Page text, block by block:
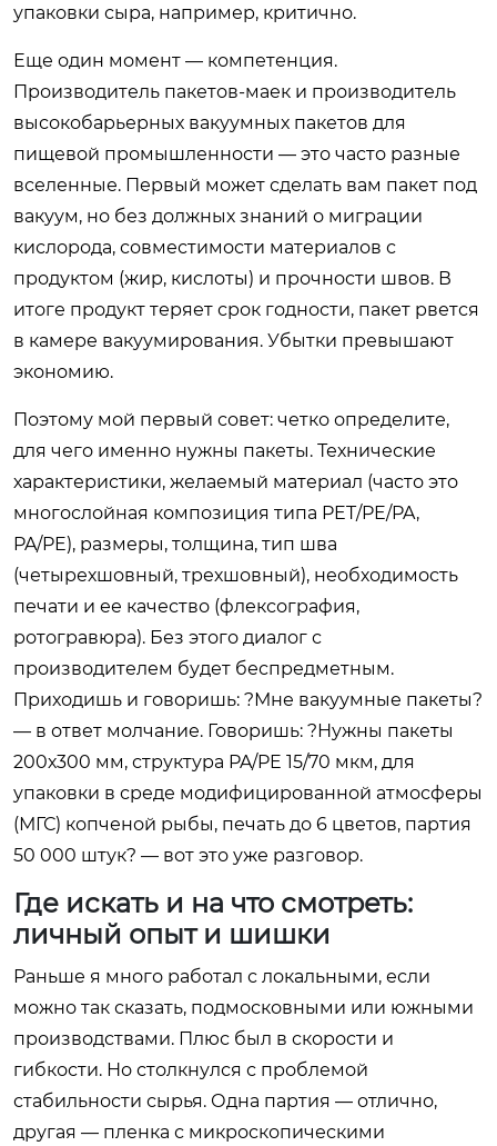
упаковки сыра, например, критично.
Еще один момент — компетенция.
Производитель пакетов-маек и производитель
высокобарьерных вакуумных пакетов для
пищевой промышленности — это часто разные
вселенные. Первый может сделать вам пакет под
вакуум, но без должных знаний о миграции
кислорода, совместимости материалов с
продуктом (жир, кислоты) и прочности швов. В
итоге продукт теряет срок годности, пакет рвется
в камере вакуумирования. Убытки превышают
экономию.
Поэтому мой первый совет: четко определите,
для чего именно нужны пакеты. Технические
характеристики, желаемый материал (часто это
многослойная композиция типа PET/PE/PA,
PA/PE), размеры, толщина, тип шва
(четырехшовный, трехшовный), необходимость
печати и ее качество (флексография,
ротогравюра). Без этого диалог с
производителем будет беспредметным.
Приходишь и говоришь: ?Мне вакуумные пакеты?
— в ответ молчание. Говоришь: ?Нужны пакеты
200х300 мм, структура PA/PE 15/70 мкм, для
упаковки в среде модифицированной атмосферы
(МГС) копченой рыбы, печать до 6 цветов, партия
50 000 штук? — вот это уже разговор.
Где искать и на что смотреть:
личный опыт и шишки
Раньше я много работал с локальными, если
можно так сказать, подмосковными или южными
производствами. Плюс был в скорости и
гибкости. Но столкнулся с проблемой
стабильности сырья. Одна партия — отлично,
другая — пленка с микроскопическими